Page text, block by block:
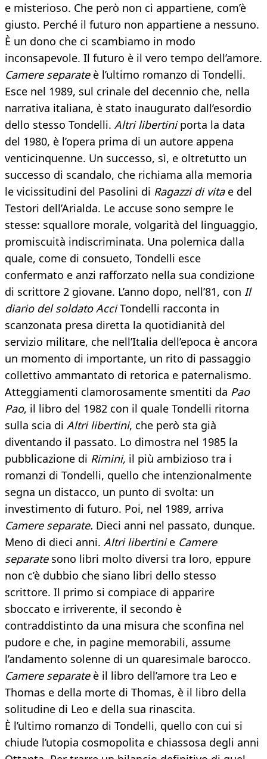
e misterioso. Che però non ci appartiene, com’è
giusto. Perché il futuro non appartiene a nessuno.
È un dono che ci scambiamo in modo
inconsapevole. Il futuro è il vero tempo dell’amore.
Camere separateè l’ultimo romanzo di Tondelli.
Esce nel 1989, sul crinale del decennio che, nella
narrativa italiana, è stato inaugurato dall’esordio
dello stesso Tondelli. Altri libertiniporta la data
del 1980, è l’opera prima di un autore appena
venticinquenne. Un successo, sì, e oltretutto un
successo di scandalo, che richiama alla memoria
le vicissitudini del Pasolini di Ragazzi di vitae del
Testori dell’Arialda. Le accuse sono sempre le
stesse: squallore morale, volgarità del linguaggio,
promiscuità indiscriminata. Una polemica dalla
quale, come di consueto, Tondelli esce
confermato e anzi rafforzato nella sua condizione
di scrittore 2 giovane. L’anno dopo, nell’81, con Il
diario del soldato AcciTondelli racconta in
scanzonata presa diretta la quotidianità del
servizio militare, che nell’Italia dell’epoca è ancora
un momento di importante, un rito di passaggio
collettivo ammantato di retorica e paternalismo.
Atteggiamenti clamorosamente smentiti da Pao
Pao, il libro del 1982 con il quale Tondelli ritorna
sulla scia di Altri libertini, che però sta già
diventando il passato. Lo dimostra nel 1985 la
pubblicazione di Rimini, il più ambizioso tra i
romanzi di Tondelli, quello che intenzionalmente
segna un distacco, un punto di svolta: un
investimento di futuro. Poi, nel 1989, arriva
Camere separate. Dieci anni nel passato, dunque.
Meno di dieci anni. Altri libertinie Camere
separatesono libri molto diversi tra loro, eppure
non c’è dubbio che siano libri dello stesso
scrittore. Il primo si compiace di apparire
sboccato e irriverente, il secondo è
contraddistinto da una misura che sconfina nel
pudore e che, in pagine memorabili, assume
l’andamento solenne di un quaresimale barocco.
Camere separateè il libro dell’amore tra Leo e
Thomas e della morte di Thomas, è il libro della
solitudine di Leo e della sua rinascita.
È l’ultimo romanzo di Tondelli, quello con cui si
chiude l’utopia cosmopolita e chiassosa degli anni